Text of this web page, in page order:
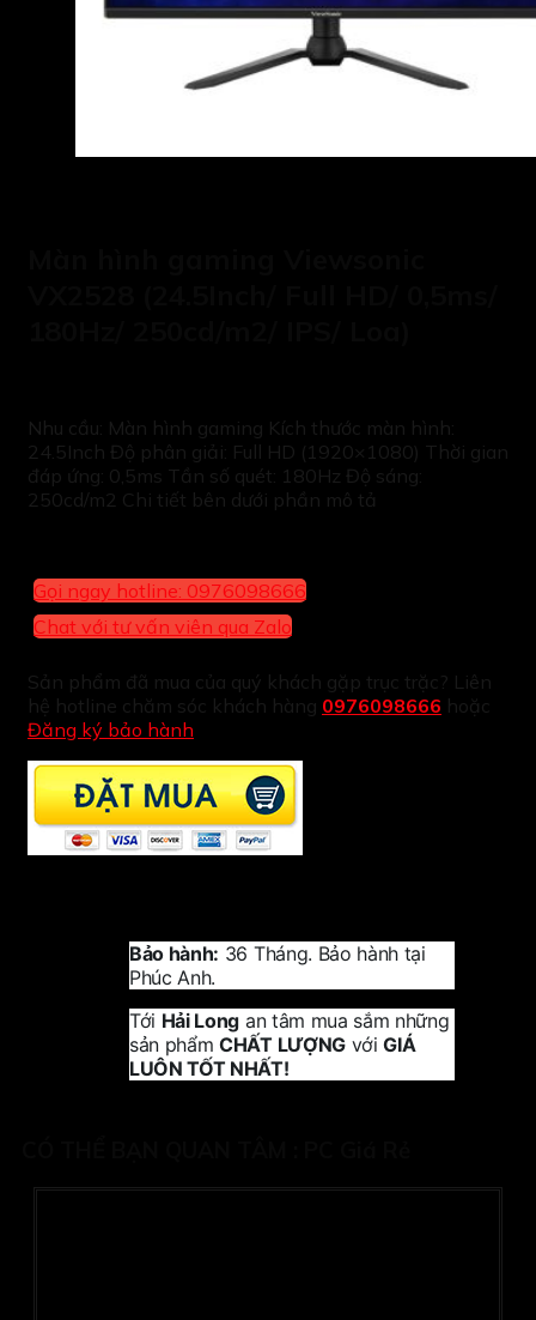
Nhu cầu: Màn hình gaming Kích thước màn hình:
24.5Inch Độ phân giải: Full HD (1920×1080) Thời gian
đáp ứng: 0,5ms Tần số quét: 180Hz Độ sáng:
250cd/m2 Chi tiết bên dưới phần mô tả
Gọi ngay hotline: 0976098666
Chat với tư vấn viên qua Zalo
Sản phẩm đã mua của quý khách gặp trục trặc? Liên
hệ hotline chăm sóc khách hàng 0976098666 hoặc
Đăng ký bảo hành
Bảo hành: 36 Tháng. Bảo hành tại
Phúc Anh.
Tới Hải Long an tâm mua sắm những
sản phẩmCHẤT LƯỢNGvớiGIÁ
LUÔN TỐT NHẤT!